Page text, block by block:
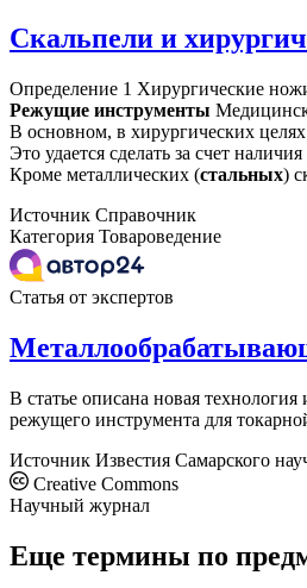
Скальпели и
Определение 1 Хирургические
Режущие инструменты
В основном, в хирургических
Это удается сделать за счет наличия
Кроме металлических (стальных)
Источник Справочник
Категория Товароведение
Статья от экспертов
В статье описана новая
режущего инструмента для
Источник Известия Самарского
Creative Commons
Научный журнал
Еще термины по